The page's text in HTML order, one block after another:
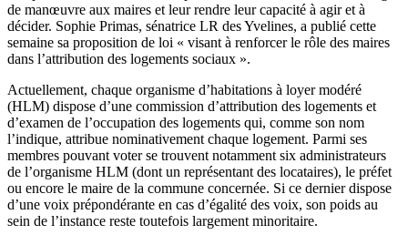
de manœuvre aux maires et leur rendre leur capacité à agir et à
décider. Sophie Primas, sénatrice LR des Yvelines, a publié cette
semaine sa proposition de loi « visant à renforcer le rôle des maires
dans l’attribution des logements sociaux ».
Actuellement, chaque organisme d’habitations à loyer modéré
(HLM) dispose d’une commission d’attribution des logements et
d’examen de l’occupation des logements qui, comme son nom
l’indique, attribue nominativement chaque logement. Parmi ses
membres pouvant voter se trouvent notamment six administrateurs
de l’organisme HLM (dont un représentant des locataires), le préfet
ou encore le maire de la commune concernée. Si ce dernier dispose
d’une voix prépondérante en cas d’égalité des voix, son poids au
sein de l’instance reste toutefois largement minoritaire.